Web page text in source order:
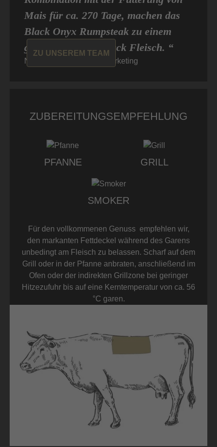
ZU UNSEREM TEAM
Mais für ca. 270 Tage, machen das
Black Onyx Rumpsteak zu einem
ganz besonderen Stück Fleisch. “
Niklas von Don Carne, Marketing
ZUBEREITUNGSEMPFEHLUNG
PFANNE GRILL
SMOKER
Für den vollkommenen Genuss empfehlen wir,
den markanten Fettdeckel während des Garens
unbedingt am Fleisch zu belassen. Scharf auf dem
Grill oder in der Pfanne anbraten, anschließend im
Ofen oder der indirekten Grillzone bei geringer
Hitzezufuhr bis auf eine Kerntemperatur von ca. 56
°C garen.